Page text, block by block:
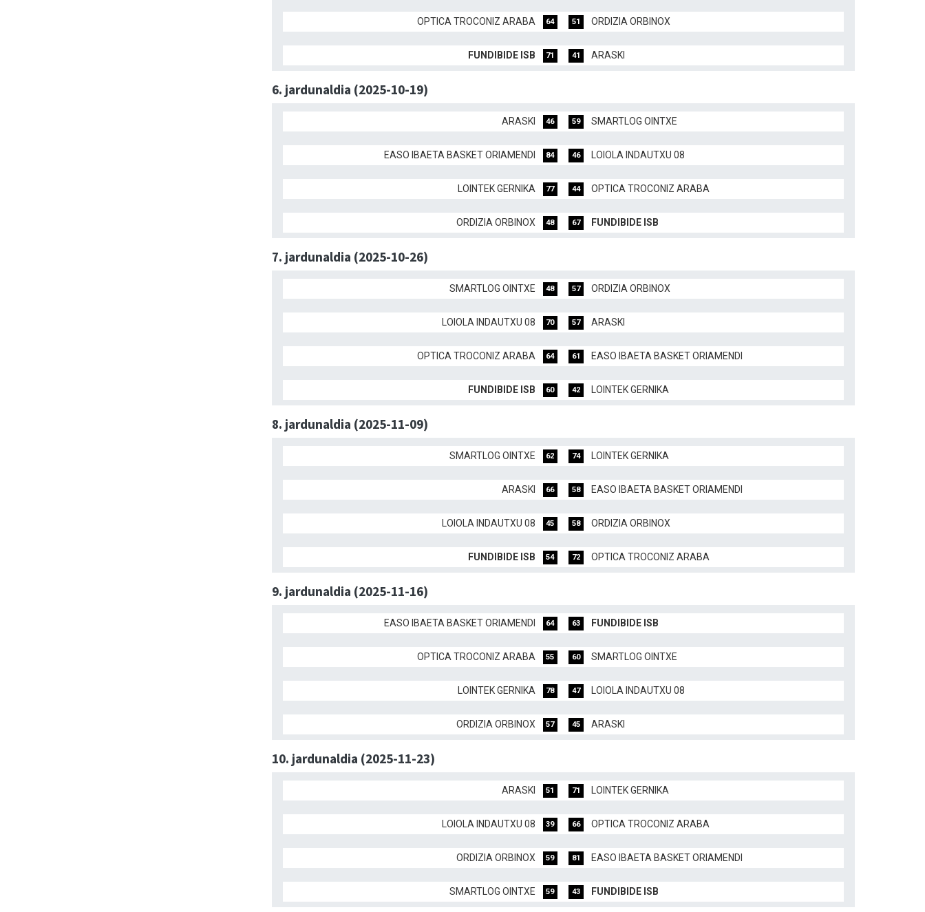
OPTICA TROCONIZ ARABA 64 51 ORDIZIA ORBINOX
FUNDIBIDE ISB 71 41 ARASKI
6. jardunaldia (2025-10-19)
ARASKI 46 59 SMARTLOG OINTXE
EASO IBAETA BASKET ORIAMENDI 84 46 LOIOLA INDAUTXU 08
LOINTEK GERNIKA 77 44 OPTICA TROCONIZ ARABA
ORDIZIA ORBINOX 48 67 FUNDIBIDE ISB
7. jardunaldia (2025-10-26)
SMARTLOG OINTXE 48 57 ORDIZIA ORBINOX
LOIOLA INDAUTXU 08 70 57 ARASKI
OPTICA TROCONIZ ARABA 64 61 EASO IBAETA BASKET ORIAMENDI
FUNDIBIDE ISB 60 42 LOINTEK GERNIKA
8. jardunaldia (2025-11-09)
SMARTLOG OINTXE 62 74 LOINTEK GERNIKA
ARASKI 66 58 EASO IBAETA BASKET ORIAMENDI
LOIOLA INDAUTXU 08 45 58 ORDIZIA ORBINOX
FUNDIBIDE ISB 54 72 OPTICA TROCONIZ ARABA
9. jardunaldia (2025-11-16)
EASO IBAETA BASKET ORIAMENDI 64 63 FUNDIBIDE ISB
OPTICA TROCONIZ ARABA 55 60 SMARTLOG OINTXE
LOINTEK GERNIKA 78 47 LOIOLA INDAUTXU 08
ORDIZIA ORBINOX 57 45 ARASKI
10. jardunaldia (2025-11-23)
ARASKI 51 71 LOINTEK GERNIKA
LOIOLA INDAUTXU 08 39 66 OPTICA TROCONIZ ARABA
ORDIZIA ORBINOX 59 81 EASO IBAETA BASKET ORIAMENDI
SMARTLOG OINTXE 59 43 FUNDIBIDE ISB